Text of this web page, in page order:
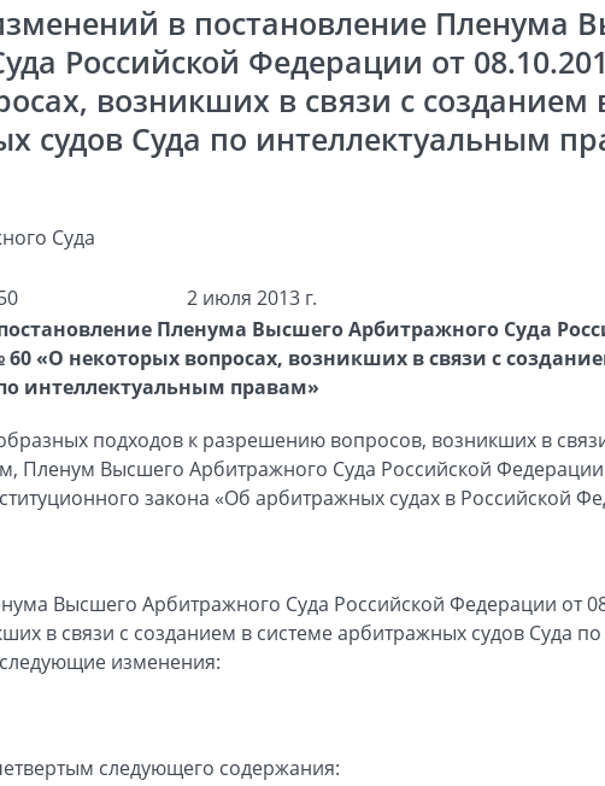
в постановление Пленума
Российской Федерации от
возникших в связи с созданием
судов Суда по интеллектуальным
Суда
2 июля 2013 г.
Пленума Высшего Арбитражного Суда
«О некоторых вопросах, возникших в связи с
интеллектуальным правам»
подходов к разрешению вопросов, возникших в
Пленум Высшего Арбитражного Суда Российской
закона «Об арбитражных судах в Российской
Высшего Арбитражного Суда Российской Федерации от
в связи с созданием в системе арбитражных судов Суда по
изменения:
следующего содержания: